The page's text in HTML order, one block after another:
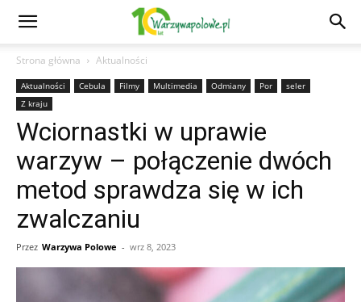
Strona główna Aktualności
Aktualności Cebula Filmy Multimedia Odmiany Por
seler
Z kraju
Wciornastki w uprawie
warzyw – połączenie dwóch
metod sprawdza się w ich
zwalczaniu
Przez Warzywa Polowe - wrz 8, 2023